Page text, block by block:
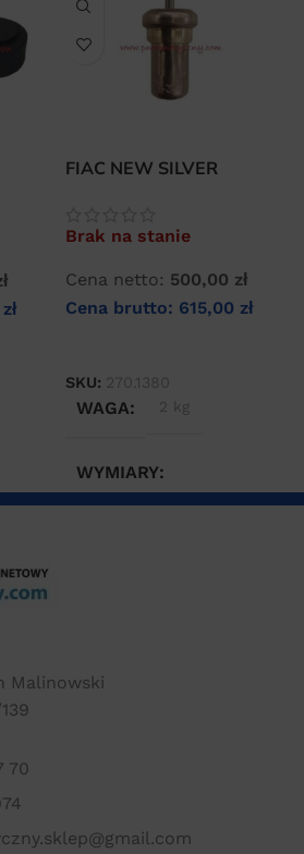
zł
FIAC NEW SILVER
Brak na stanie
Cena netto: 500,00 zł
Cena brutto: 615,00 zł
SKU: 270.1380
WAGA 2 kg
WYMIARY
Malinowski
70